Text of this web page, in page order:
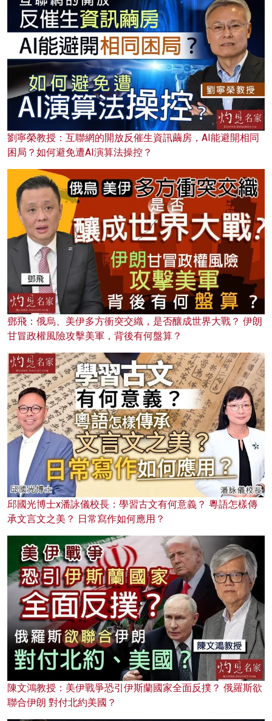
劉寧榮教授：互聯網的開放反催生資訊繭房，AI能避開相同
困局？如何避免遭AI演算法操控？
鄧飛：俄烏、美伊多方衝突交織，是否釀成世界大戰？ 伊朗
甘冒政權風險攻擊美軍，背後有何盤算？
邱國光博士x潘詠儀校長：學習古文有何意義？ 粵語怎樣傳
承文言文之美？ 日常寫作如何應用？
陳文鴻教授：美伊戰爭恐引伊斯蘭國家全面反撲？ 俄羅斯欲
聯合伊朗 對付北約美國？